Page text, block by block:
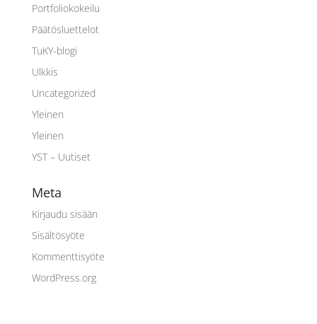
Portfoliokokeilu
Päätösluettelot
TuKY-blogi
Ulkkis
Uncategorized
Yleinen
Yleinen
YST – Uutiset
Meta
Kirjaudu sisään
Sisältösyöte
Kommenttisyöte
WordPress.org